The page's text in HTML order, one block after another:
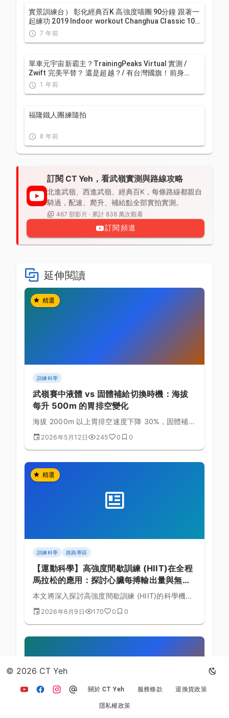
實景訓練台） 彰化經典百K 高強度喵團 90分鐘 跟著一
起練功 2019 Indoor workout Changhua Classic 100
Taiwan
7 年前
單車元宇宙新霸主？TrainingPeaks Virtual 實測 /
Zwift 完美平替？ 還是超越？/ 有台灣國旗！前身
1 年前
福隆鐵人團練隨拍
8 年前
訂閱 CT Yeh，看武嶺實測與路線攻略
北進武嶺、西進武嶺、經典百K，每條路線都親自
騎過，配速、爬升、補給點全部實拍實測。
467 部影片 · 累計 838 萬次觀看
訂閱頻道
延伸閱讀
精選
訓練科學
武嶺賽中液體 vs 固體補給切換時機：海拔
每升 500m 的胃排空變化
海拔 2000m 以上胃排空速度下降 30%，固體補給
易引起腹脹。掌握液體與固體的切換時機，避免後
段噁心與停車嘔吐的慘劇。
2026年5月12日 245 0 0
精選
訓練科學 路跑專區
【運動科學】高強度間歇訓練 (HIIT)在全程
馬拉松的應用：探討心臟每搏輸出量與無氧
耐力的生理實證與課表規劃的黃金法則
本文將深入探討高強度間歇訓練 (HIIT)的科學機
制，結合全程馬拉松的生理需求，詳細解析心臟每
搏輸出量與無氧耐力的理論基礎與具體訓練課表排
2026年6月9日 170 0 0
© 2026 CT Yeh
關於 CT Yeh 服務條款 退換貨政策
隱私權政策